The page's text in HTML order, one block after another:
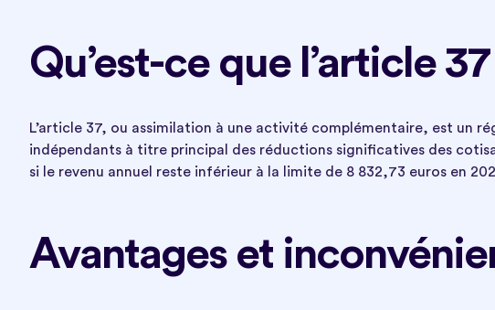
Qu’est-ce que l’article
L’article 37, ou assimilation à une activité complémentaire, est un
indépendants à titre principal des réductions significatives des
si le revenu annuel reste inférieur à la limite de 8 832,73 euros en
Avantages et